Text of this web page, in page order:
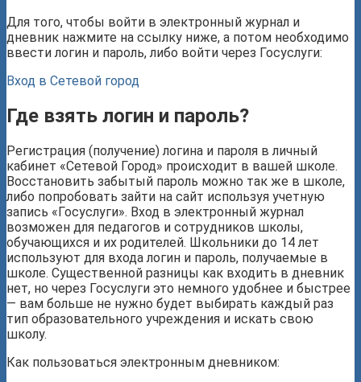
Для того, чтобы войти в электронный журнал и
дневник нажмите на ссылку ниже, а потом необходимо
ввести логин и пароль, либо войти через Госуслуги:
Вход в Сетевой город
Где взять логин и пароль?
Регистрация (получение) логина и пароля в личный
кабинет «Сетевой Город» происходит в вашей школе.
Восстановить забытый пароль можно так же в школе,
либо попробовать зайти на сайт используя учетную
запись «Госуслуги». Вход в электронный журнал
возможен для педагогов и сотрудников школы,
обучающихся и их родителей. Школьники до 14 лет
используют для входа логин и пароль, получаемые в
школе. Существенной разницы как входить в дневник
нет, но через Госуслуги это немного удобнее и быстрее
— вам больше не нужно будет выбирать каждый раз
тип образовательного учреждения и искать свою
школу.
Как пользоваться электронным дневником: